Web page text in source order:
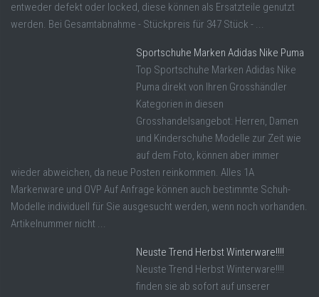
entweder defekt oder locked, diese können als Ersatzteile genutzt
werden. Bei Gesamtabnahme - Stückpreis für 347 Stück - ...
Sportschuhe Marken Adidas Nike Puma
Top Sportschuhe Marken Adidas Nike
Puma direkt von Ihren Grosshändler
Kategorien in diesen
Grosshandelsangebot: Herren, Damen
und Kinderschuhe Modelle zur Zeit wie
auf dem Foto, können aber immer
wieder abweichen, da neue Posten reinkommen. Alles 1A
Markenware und OVP Auf Anfrage können auch bestimmte Schuh-
Modelle individuell für Sie ausgesucht werden, wenn noch vorhanden.
Artikelnummer nicht ...
Neuste Trend Herbst Winterware!!!!
Neuste Trend Herbst Winterware!!!!
finden sie ab sofort auf unserer